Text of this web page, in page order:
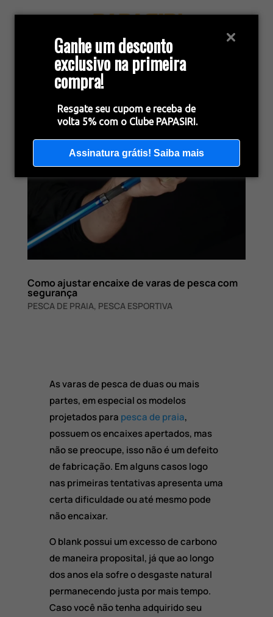
Ganhe um desconto
exclusivo na primeira
compra!
Resgate seu cupom e receba de
volta 5% com o Clube PAPASIRI.
Assinatura grátis! Saiba mais
Como ajustar encaixe de varas de pesca com
segurança
PESCA DE PRAIA, PESCA ESPORTIVA
As varas de pesca de duas ou mais
partes, em especial os modelos
projetados para pesca de praia,
possuem os encaixes apertados, mas
não se preocupe, isso não é um defeito
de fabricação. Em alguns casos logo
nas primeiras tentativas apresenta uma
certa dificuldade ou até mesmo pode
não encaixar.
O blank possui um excesso de carbono
de maneira proposital, já que ao longo
dos anos ela sofre o desgaste natural
permanecendo justa por mais tempo.
Caso você não tenha adquirido seu